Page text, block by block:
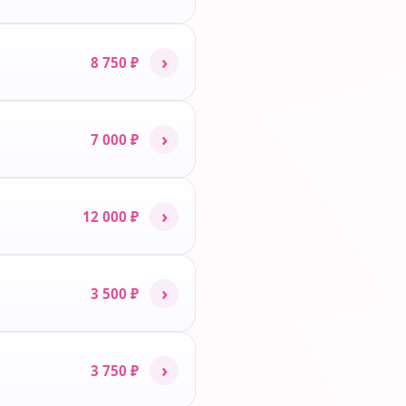
8 750 ₽ ›
7 000 ₽ ›
12 000 ₽ ›
3 500 ₽ ›
3 750 ₽ ›